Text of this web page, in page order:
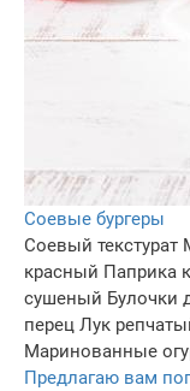
Соевые бургеры
Соевый текстурат
красный Паприка
сушеный Булочки
перец Лук
Маринованные
Предлагаю вам